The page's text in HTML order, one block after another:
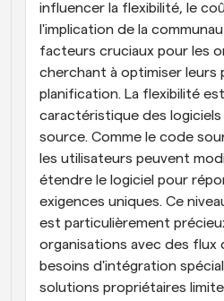
influencer la flexibilité, le
l'implication de la
facteurs cruciaux pour les
cherchant à optimiser leurs
planification. La flexibilité
caractéristique des
source. Comme le code
les utilisateurs peuvent
étendre le logiciel pour
exigences uniques. Ce
est particulièrement
organisations avec des flux
besoins d'intégration
solutions propriétaires